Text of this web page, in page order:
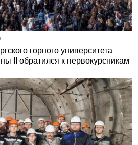
горного университета
II обратился к первокурсникам